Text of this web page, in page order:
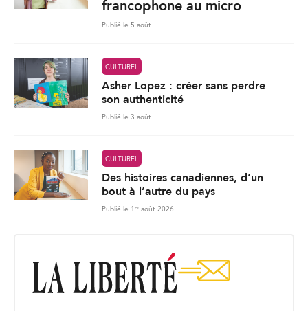
francophone au micro
Publié le 5 août
CULTUREL
Asher Lopez : créer sans perdre
son authenticité
Publié le 3 août
CULTUREL
Des histoires canadiennes, d’un
bout à l’autre du pays
Publié le 1 er août 2026